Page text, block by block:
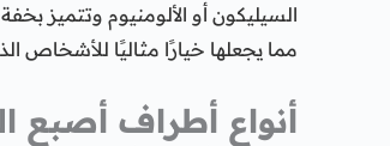
السيليكون أو الألومنيوم وتتميز
مما يجعلها خيارًا مثاليًا للأشخاص
أنواع أطراف أصبع